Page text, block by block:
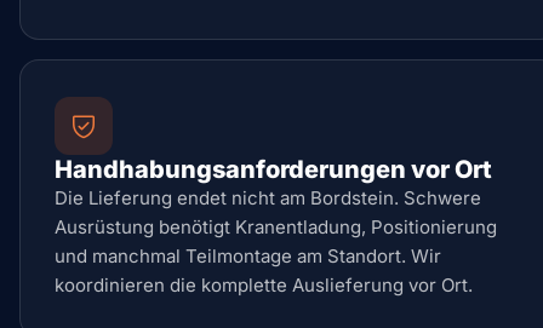
Handhabungsanforderungen vor Ort
Die Lieferung endet nicht am Bordstein. Schwere
Ausrüstung benötigt Kranentladung, Positionierung
und manchmal Teilmontage am Standort. Wir
koordinieren die komplette Auslieferung vor Ort.